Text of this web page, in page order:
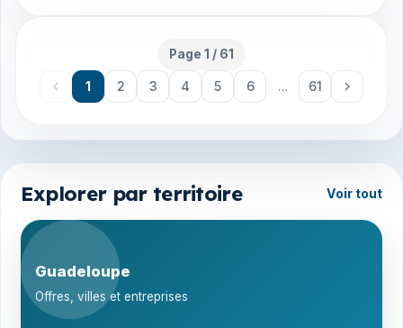
Page 1 / 61
1 2 3 4 5 6 … 61
Page 1 sur 61
Explorer par territoire Voir tout
Guadeloupe
Offres, villes et entreprises